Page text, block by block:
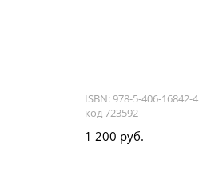
ISBN: 978-5-406-16842-4
код 723592
1 200 руб.